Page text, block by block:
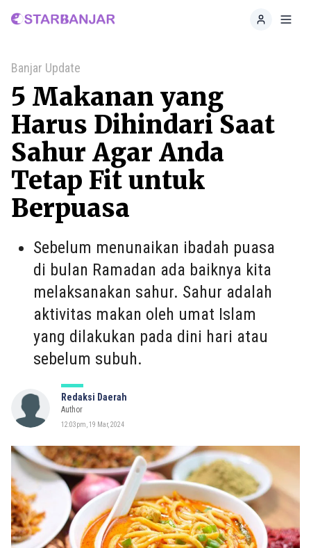
Home
Banjar Update
5 Makanan yang
Harus Dihindari Saat
Sahur Agar Anda
Tetap Fit untuk
Berpuasa
Sebelum menunaikan ibadah puasa
di bulan Ramadan ada baiknya kita
melaksanakan sahur. Sahur adalah
aktivitas makan oleh umat Islam
yang dilakukan pada dini hari atau
sebelum subuh.
Redaksi Daerah
Author
12:03pm, 19 Mar, 2024